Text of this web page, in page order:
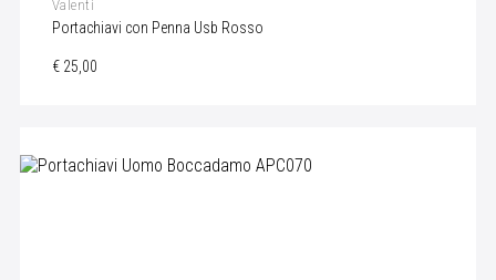
Valenti
Portachiavi con Penna Usb Rosso
€ 25,00